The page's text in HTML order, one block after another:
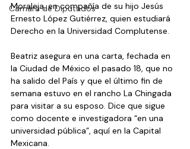
Cámara de Diputados
Moraleja, en compañía de su hijo Jesús
Ernesto López Gutiérrez, quien estudiará
Derecho en la Universidad Complutense.
Beatriz asegura en una carta, fechada en
la Ciudad de México el pasado 18, que no
ha salido del País y que el último fin de
semana estuvo en el rancho La Chingada
para visitar a su esposo. Dice que sigue
como docente e investigadora “en una
universidad pública”, aquí en la Capital
Mexicana.